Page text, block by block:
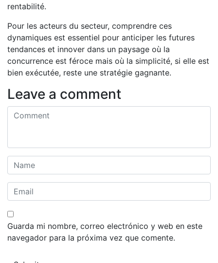
rentabilité.
Pour les acteurs du secteur, comprendre ces
dynamiques est essentiel pour anticiper les futures
tendances et innover dans un paysage où la
concurrence est féroce mais où la simplicité, si elle est
bien exécutée, reste une stratégie gagnante.
Leave a comment
Guarda mi nombre, correo electrónico y web en este
navegador para la próxima vez que comente.